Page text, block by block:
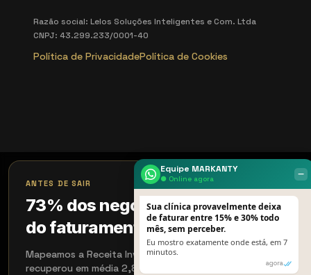
Razão social: Lelos Soluções Inteligentes e Com. Ltda
CNPJ: 43.299.233/0001-40
Política de PrivacidadePolítica de Cookies
×
ANTES DE SAIR
73% dos negócios perdem 18%
do faturamento sem perceber
Mapeamos a Receita Invisível em 15 min. Quem aplicou
recuperou em média 2,8× em 90 dias. Aceitamos 4
Equipe MARKANTY
● Online agora ‒
Sua clínica provavelmente deixa
de faturar entre 15% e 30% todo
mês, sem perceber.
Eu mostro exatamente onde está, em 7
minutos.
agora